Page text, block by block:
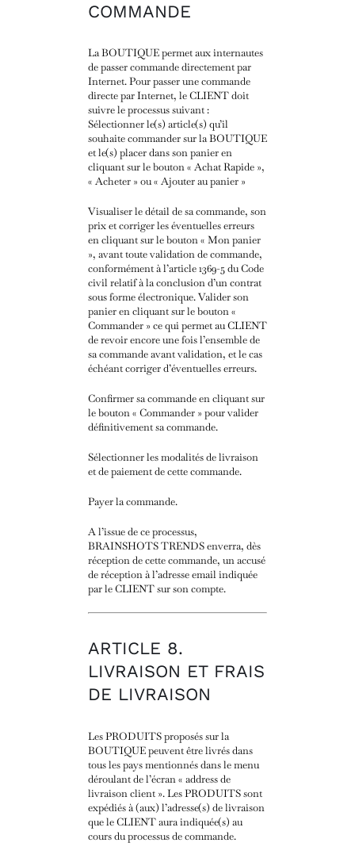
COMMANDE
La BOUTIQUE permet aux internautes
de passer commande directement par
Internet.Pour passer une commande
directe par Internet, le CLIENT doit
suivre le processus suivant :
Sélectionner le(s) article(s) qu’il
souhaite commander sur la BOUTIQUE
et le(s) placer dans son panier en
cliquant sur le bouton « Achat Rapide »,
« Acheter » ou « Ajouter au panier »
Visualiser le détail de sa commande, son
prix et corriger les éventuelles erreurs
en cliquant sur le bouton « Mon panier
», avant toute validation de commande,
conformément à l’article 1369-5 du Code
civil relatif à la conclusion d’un contrat
sous forme électronique.Valider son
panier en cliquant sur le bouton «
Commander » ce qui permet au CLIENT
de revoir encore une fois l’ensemble de
sa commande avant validation, et le cas
échéant corriger d’éventuelles erreurs.
Confirmer sa commande en cliquant sur
le bouton « Commander » pour valider
définitivement sa commande.
Sélectionner les modalités de livraison
et de paiement de cette commande.
Payer la commande.
A l’issue de ce processus,
BRAINSHOTS TRENDS enverra, dès
réception de cette commande, un accusé
de réception à l’adresse email indiquée
par le CLIENT sur son compte.
ARTICLE 8.
LIVRAISON ET FRAIS
DE LIVRAISON
Les PRODUITS proposés sur la
BOUTIQUE peuvent être livrés dans
tous les pays mentionnés dans le menu
déroulant de l’écran « address de
livraison client ». Les PRODUITS sont
expédiés à (aux) l’adresse(s) de livraison
que le CLIENT aura indiquée(s) au
cours du processus de commande.